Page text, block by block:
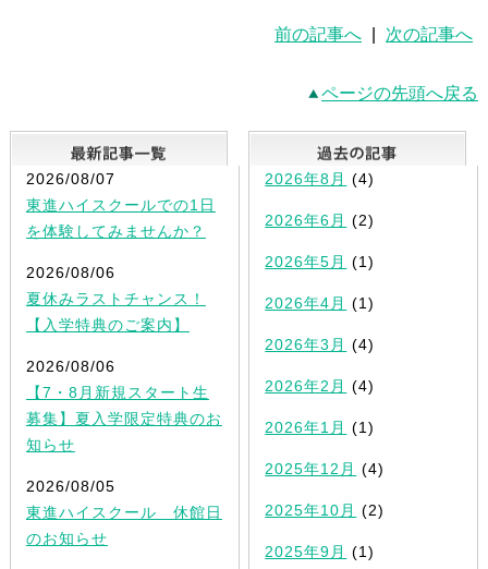
前の記事へ 次の記事へ
ページの先頭へ戻る
最新記事一覧
2026/08/07
東進ハイスクールでの1日
を体験してみませんか？
2026/08/06
夏休みラストチャンス！
【入学特典のご案内】
2026/08/06
【7・8月新規スタート生
募集】夏入学限定特典のお
知らせ
2026/08/05
東進ハイスクール 休館日
のお知らせ
2026年8月 (4)
2026年6月 (2)
2026年5月 (1)
2026年4月 (1)
2026年3月 (4)
2026年2月 (4)
2026年1月 (1)
2025年12月 (4)
2025年10月 (2)
2025年9月 (1)